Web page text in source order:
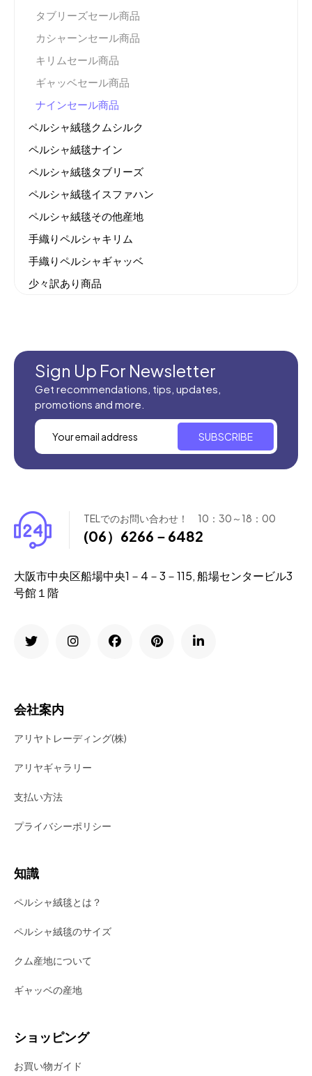
タブリーズセール商品
カシャーンセール商品
キリムセール商品
ギャッベセール商品
ナインセール商品
ペルシャ絨毯クムシルク
ペルシャ絨毯ナイン
ペルシャ絨毯タブリーズ
ペルシャ絨毯イスファハン
ペルシャ絨毯その他産地
手織りペルシャキリム
手織りペルシャギャッベ
少々訳あり商品
新商品入荷
Sign Up For Newsletter
Get recommendations, tips, updates,
promotions and more.
SUBSCRIBE
TELでのお問い合わせ！ 10：30～18：00
(06）6266－6482
大阪市中央区船場中央1－4－3－115, 船場センタービル3
号館１階
会社案内
アリヤトレーディング(株)
アリヤギャラリー
支払い方法
プライバシーポリシー
知識
ペルシャ絨毯とは？
ペルシャ絨毯のサイズ
クム産地について
ギャッベの産地
ショッピング
お買い物ガイド